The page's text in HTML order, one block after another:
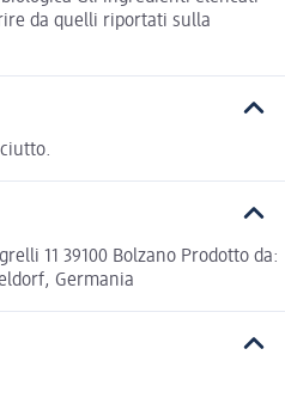
da quelli riportati sulla
11 39100 Bolzano Prodotto da:
Germania